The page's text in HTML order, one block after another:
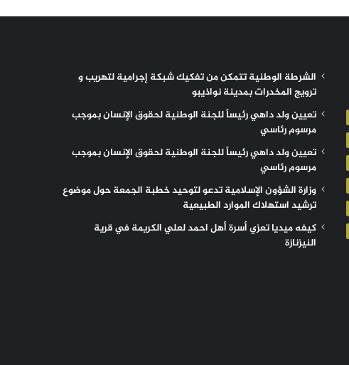
الشرطة الوطنية تتمكن من تفكيك شبكة إجرامية لتهريب و
ترويج المخدرات بمدينة نواذيبو
تعيين ولد داهي رئيساً للجنة الوطنية لحقوق الإنسان بموجب
مرسوم رئاسي
تعيين ولد داهي رئيساً للجنة الوطنية لحقوق الإنسان بموجب
مرسوم رئاسي
وزارة الشؤون الإسلامية تدعو لتوحيد خطبة الجمعة حول موضوع
ترشيد استهلاك الموارد الطبيعية
كيفه ميديا تعزي أسرة أهل احمد لعلي الكريمة في قرية
النيزنازة